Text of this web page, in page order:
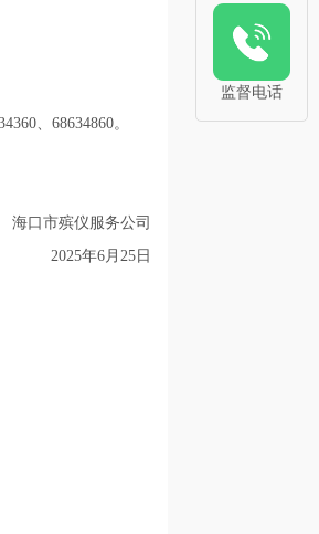
监督电话
、68634860。
海口市殡仪服务公司
2025年6月25日